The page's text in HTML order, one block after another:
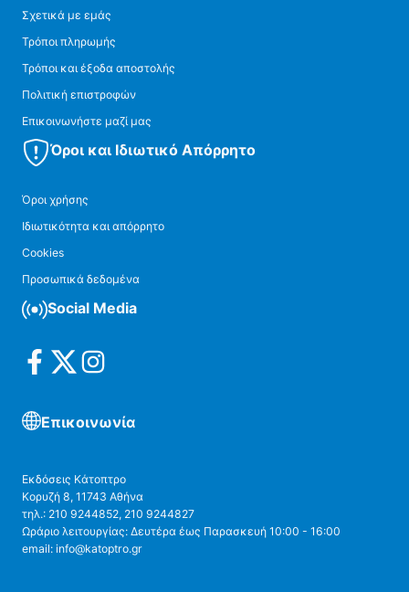
Σχετικά με εμάς
Τρόποι πληρωμής
Τρόποι και έξοδα αποστολής
Πολιτική επιστροφών
Επικοινωνήστε μαζί μας
Όροι και Ιδιωτικό Απόρρητο
Όροι χρήσης
Ιδιωτικότητα και απόρρητο
Cookies
Προσωπικά δεδομένα
Social Media
Επικοινωνία
Εκδόσεις Κάτοπτρο
Κορυζή 8, 11743 Αθήνα
τηλ.: 210 9244852, 210 9244827
Ωράριο λειτουργίας: Δευτέρα έως Παρασκευή 10:00 - 16:00
email: info@katoptro.gr